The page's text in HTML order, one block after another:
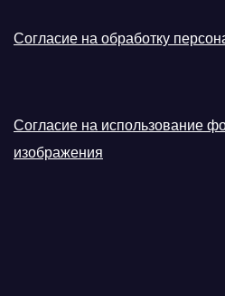
Согласие на обработку
Согласие на использование
изображения